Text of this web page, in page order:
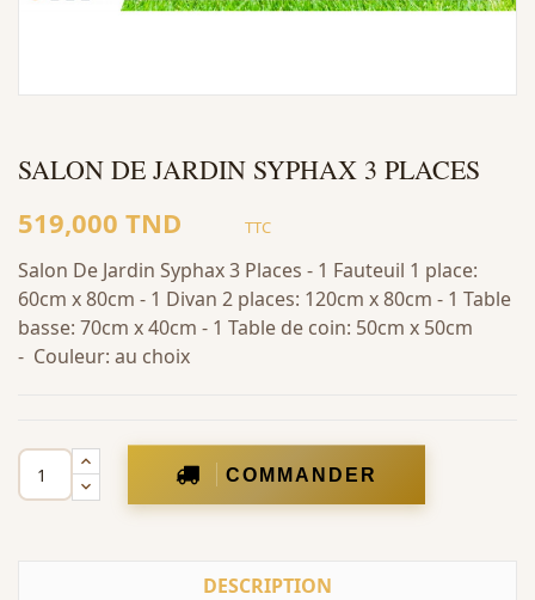
SALON DE JARDIN SYPHAX 3 PLACES
519,000 TND TTC
Salon De Jardin Syphax 3 Places - 1 Fauteuil 1 place:
60cm x 80cm - 1 Divan 2 places: 120cm x 80cm - 1 Table
basse: 70cm x 40cm - 1 Table de coin: 50cm x 50cm
- Couleur: au choix
COMMANDER
DESCRIPTION